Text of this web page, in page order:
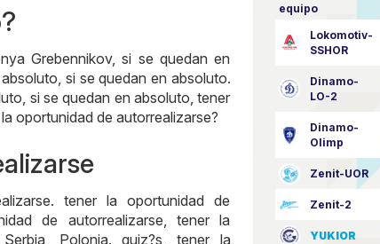
Grebennikov, si se quedan en
si se quedan en absoluto.
si se quedan en absoluto, tener
oportunidad de autorrealizarse?
tener la oportunidad de
de autorrealizarse, tener la
Polonia. quiz?s, tener la
equipo
Lokomotiv-
SSHOR
Dinamo-
LO-2
Dinamo-
Olimp
Zenit-UOR
Zenit-2
YUKIOR